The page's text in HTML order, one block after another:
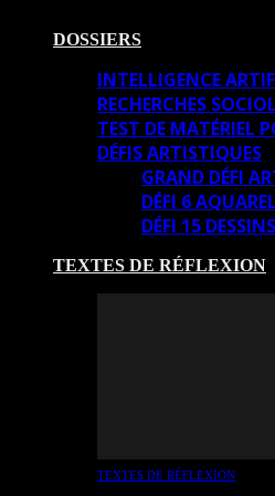
DOSSIERS
INTELLIGENCE
RECHERCHES
TEST DE MATÉRIEL
DÉFIS ARTISTIQUES
GRAND DÉFI
DÉFI 6
DÉFI 15
TEXTES DE RÉFLEXION
TEXTES DE RÉFLEXION